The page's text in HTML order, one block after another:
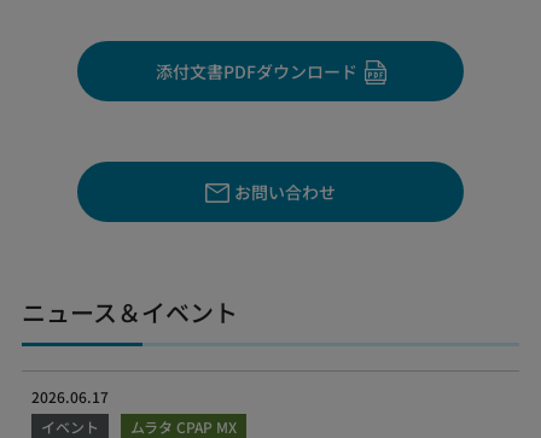
添付文書PDFダウンロード
お問い合わせ
ニュース＆イベント
2026.06.17
イベント
ムラタ CPAP MX